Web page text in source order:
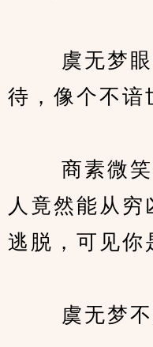
虞无梦眼
待，像个不谙
商素微笑
人竟然能从穷
逃脱，可见你
虞无梦不